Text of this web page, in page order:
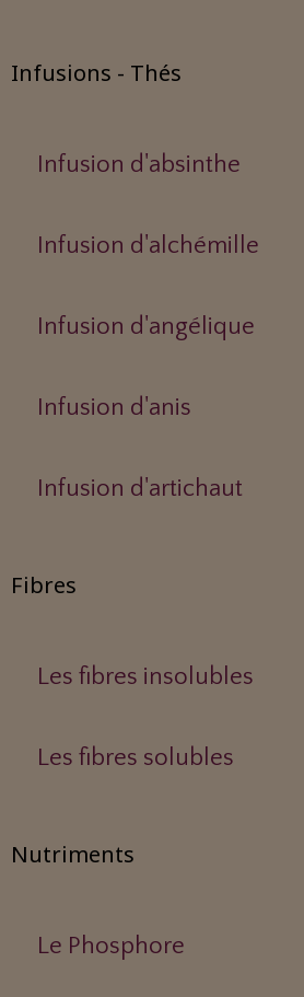
Infusions - Thés
Infusion d'absinthe
Infusion d'alchémille
Infusion d'angélique
Infusion d'anis
Infusion d'artichaut
Fibres
Les fibres insolubles
Les fibres solubles
Nutriments
Le Phosphore